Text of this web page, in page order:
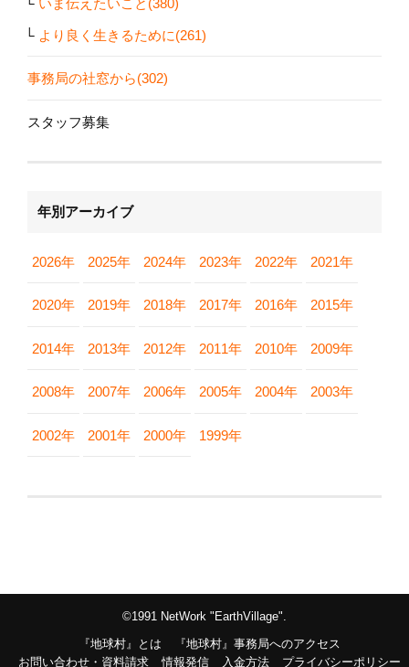
いま伝えたいこと(380)
より良く生きるために(261)
事務局の社窓から(302)
スタッフ募集
年別アーカイブ
2026年 2025年 2024年 2023年 2022年 2021年
2020年 2019年 2018年 2017年 2016年 2015年
2014年 2013年 2012年 2011年 2010年 2009年
2008年 2007年 2006年 2005年 2004年 2003年
2002年 2001年 2000年 1999年
©1991 NetWork "EarthVillage".
『地球村』とは
『地球村』事務局へのアクセス
お問い合わせ・資料請求
情報発信 入金方法 プライバシーポリシー